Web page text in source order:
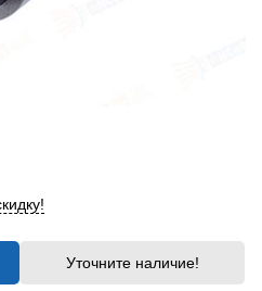
Уточните наличие!